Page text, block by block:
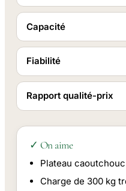
Capacité
Fiabilité
Rapport qualité-prix
✓ On aime
Plateau
Charge de 300 kg